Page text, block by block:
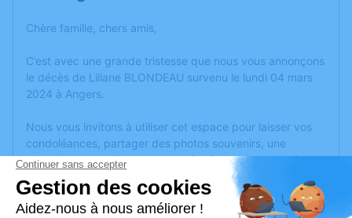
Chère famille, chers amis,
C’est avec une grande tristesse que nous vous annonçons
le décès de Liliane BLONDEAU survenu le lundi 04 mars
2024 à Angers.
Nous vous invitons à utiliser cet espace pour laisser vos
condoléances, partager des photos souvenirs, une
anecdote ou exprimer vos pensées à travers des poèmes
ou des textes. Cet endroit est un lieu d'expression dédié à
honorer la mémoire de Liliane BLONDEAU.